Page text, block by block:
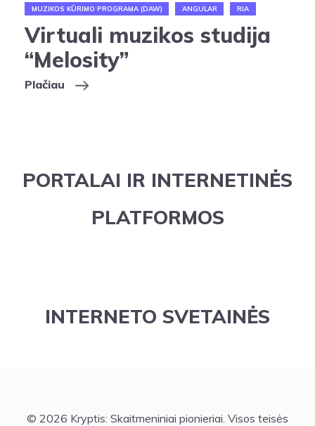
MUZIKOS KŪRIMO PROGRAMA (DAW)
ANGULAR RIA
Virtuali muzikos studija
“Melosity”
Plačiau
PORTALAI IR INTERNETINĖS
PLATFORMOS
INTERNETO SVETAINĖS
© 2026 Kryptis: Skaitmeniniai pionieriai. Visos teisės